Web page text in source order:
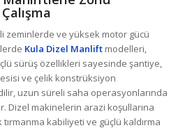
zeminlerde ve yüksek motor gücü
Kula Dizel Manliftmodelleri,
sürüş özellikleri sayesinde şantiye,
ve çelik konstrüksiyon
uzun süreli saha operasyonlarında
Dizel makinelerin arazi koşullarına
kabiliyeti ve güçlü kaldırma